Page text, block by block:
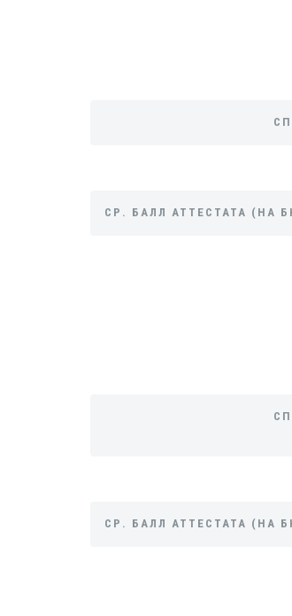
СР. БАЛЛ АТТЕСТАТА (НА
СР. БАЛЛ АТТЕСТАТА (НА